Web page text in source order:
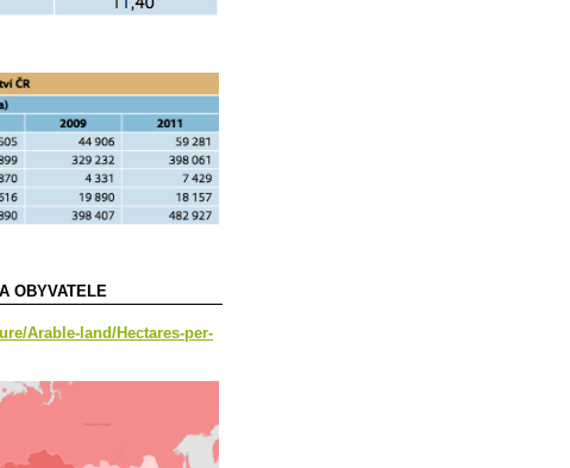
OBYVATELE
Arable-land/Hectares-per-